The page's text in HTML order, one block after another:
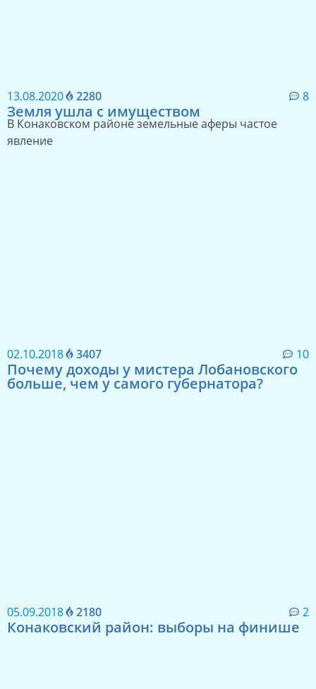
13.08.2020 2280 8
Земля ушла с имуществом
В Конаковском районе земельные аферы частое
явление
02.10.2018 3407 10
Почему доходы у мистера Лобановского
больше, чем у самого губернатора?
05.09.2018 2180 2
Конаковский район: выборы на финише